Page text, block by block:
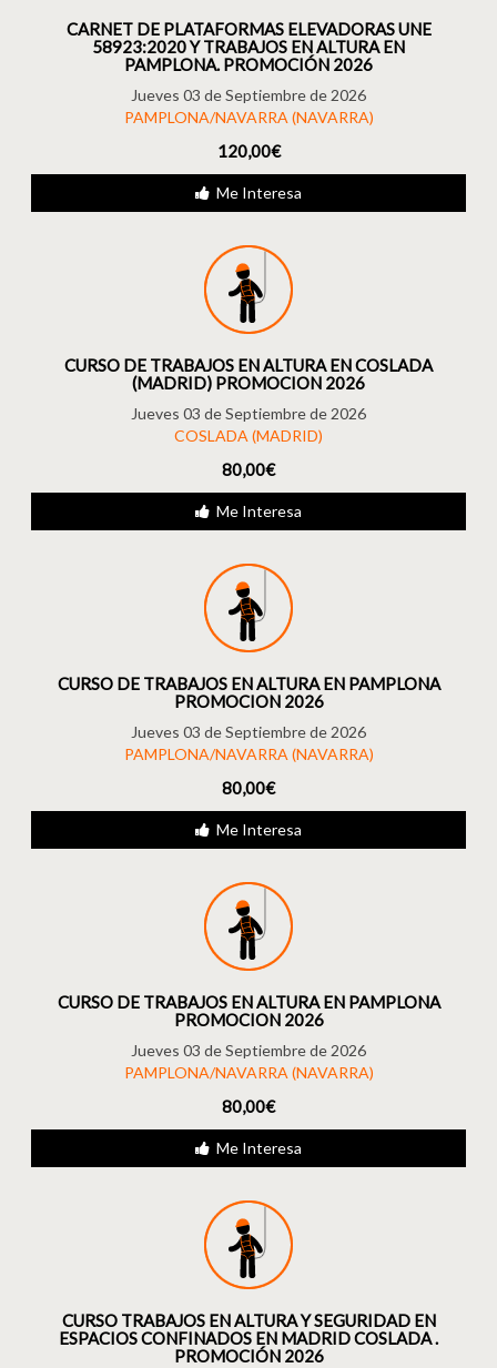
CARNET DE PLATAFORMAS ELEVADORAS UNE
58923:2020 Y TRABAJOS EN ALTURA EN
PAMPLONA. PROMOCIÓN 2026
Jueves 03 de Septiembre de 2026
PAMPLONA/NAVARRA (NAVARRA)
120,00€
Me Interesa
CURSO DE TRABAJOS EN ALTURA EN COSLADA
(MADRID) PROMOCION 2026
Jueves 03 de Septiembre de 2026
COSLADA (MADRID)
80,00€
Me Interesa
CURSO DE TRABAJOS EN ALTURA EN PAMPLONA
PROMOCION 2026
Jueves 03 de Septiembre de 2026
PAMPLONA/NAVARRA (NAVARRA)
80,00€
Me Interesa
CURSO DE TRABAJOS EN ALTURA EN PAMPLONA
PROMOCION 2026
Jueves 03 de Septiembre de 2026
PAMPLONA/NAVARRA (NAVARRA)
80,00€
Me Interesa
CURSO TRABAJOS EN ALTURA Y SEGURIDAD EN
ESPACIOS CONFINADOS EN MADRID COSLADA .
PROMOCIÓN 2026